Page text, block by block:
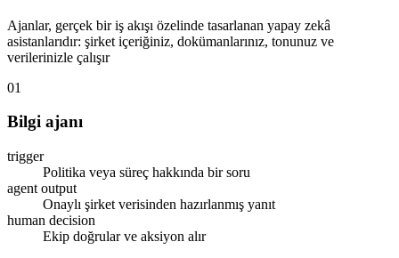
Ajanlar, gerçek bir iş akışı özelinde tasarlanan yapay zekâ
asistanlarıdır: şirket içeriğiniz, dokümanlarınız, tonunuz ve
verilerinizle çalışır
01
Bilgi ajanı
trigger
Politika veya süreç hakkında bir soru
agent output
Onaylı şirket verisinden hazırlanmış yanıt
human decision
Ekip doğrular ve aksiyon alır